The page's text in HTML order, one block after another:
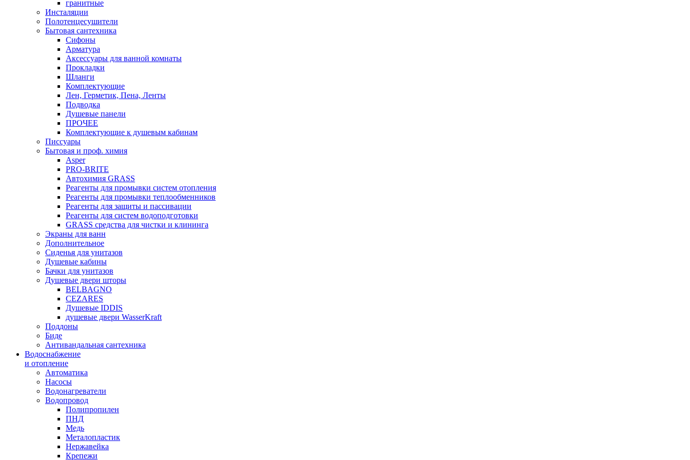
гранитные
Инсталяции
Полотенцесушители
Бытовая сантехника
Сифоны
Арматура
Аксессуары для ванной комнаты
Прокладки
Шланги
Комплектующие
Лен, Герметик, Пена, Ленты
Подводка
Душевые панели
ПРОЧЕЕ
Комплектующие к душевым кабинам
Писсуары
Бытовая и проф. химия
Asper
PRO-BRITE
Автохимия GRASS
Реагенты для промывки систем отопления
Реагенты для промывки теплообменников
Реагенты для защиты и пассивации
Реагенты для систем водоподготовки
GRASS средства для чистки и клининга
Экраны для ванн
Дополнительное
Сиденья для унитазов
Душевые кабины
Бачки для унитазов
Душевые двери шторы
BELBAGNO
CEZARES
Душевые IDDIS
душевые двери WasserKraft
Поддоны
Биде
Антивандальная сантехника
Водоснабжение
и отопление
Автоматика
Насосы
Водонагреватели
Водопровод
Полипропилен
ПНД
Медь
Металопластик
Нержавейка
Крепежи